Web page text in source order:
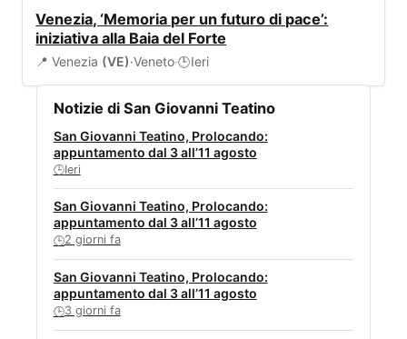
Venezia, ‘Memoria per un futuro di pace’:
iniziativa alla Baia del Forte
📍 Venezia (VE)·Veneto·🕒Ieri
Notizie di San Giovanni Teatino
San Giovanni Teatino, Prolocando:
appuntamento dal 3 all’11 agosto
🕒Ieri
San Giovanni Teatino, Prolocando:
appuntamento dal 3 all’11 agosto
🕒2 giorni fa
San Giovanni Teatino, Prolocando:
appuntamento dal 3 all’11 agosto
🕒3 giorni fa